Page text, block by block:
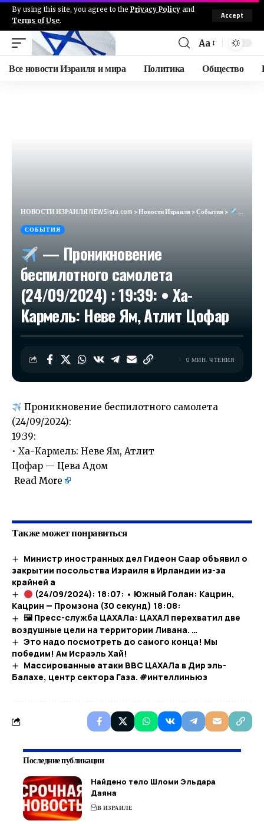
By using this site, you agree to the Privacy Policy and
Terms of Use.
Accept
Aa
Все новости Израиля и мира Политика Общество
НОВОСТИ ИЗРАИЛЯ NEWSisra.com >Новости Израиля>События>
СОБЫТИЯ
— Проникновение
беспилотного самолета
(24/09/2024) : 19:39: • Ха-
Кармель: Неве Ям, Атлит Цофар
0 МИН. ЧТЕНИЯ
Проникновение беспилотного самолета
(24/09/2024):
19:39:
• Ха-Кармель: Неве Ям, Атлит
Цофар — Цева Адом
Read More
Также может понравиться
Министр иностранных дел Гидеон Саар объявил о
закрытии посольства Израиля в Ирландии из-за
крайней а
(24/09/2024): 18:07: • Южный Голан: Кацрин,
Кацрин — Промзона (30 секунд) 18:08:
🖼 Пресс-служба ЦАХАЛа: ЦАХАЛ перехватил две
воздушные цели на территории Ливана. …​
Это надо посмотреть до самого конца! Мы
победим! Ам Исраэль Хай!
Массированные атаки ВВС ЦАХАЛа в Дир эль-
Балахе, центр сектора Газа. #интеллиньюз
Последние публикации
Найдено тело Шломи Эльдара
Даяна
В ИЗРАИЛЕ